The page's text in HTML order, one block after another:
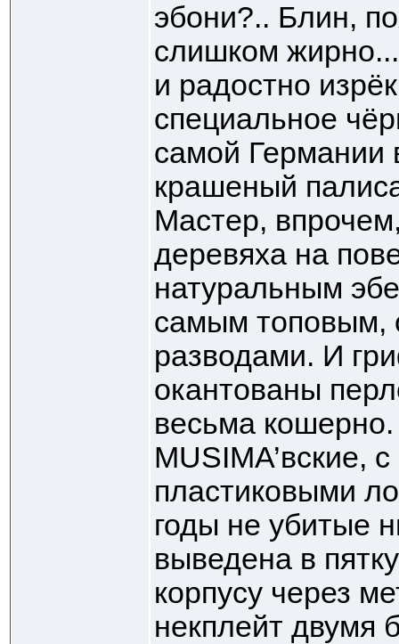
эбони?.. Блин,
слишком
и радостно
специальное
самой
крашеный
Мастер,
деревяха на
натуральным
самым топовым,
разводами. И
окантованы
весьма
MUSIMA’вские,
пластиковыми
годы не убитые
выведена в
корпусу через
некплейт двумя